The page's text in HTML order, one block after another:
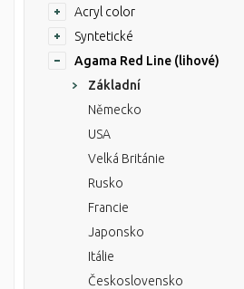
Acryl color
Syntetické
Agama Red Line (lihové)
Základní
Německo
USA
Velká Británie
Rusko
Francie
Japonsko
Itálie
Československo